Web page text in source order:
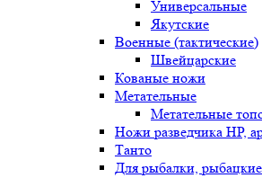
Универсальные
Якутские
Военные (тактические)
Швейцарские
Кованые ножи
Метательные
Метательные
Ножи разведчика НР,
Танто
Для рыбалки, рыбацкие